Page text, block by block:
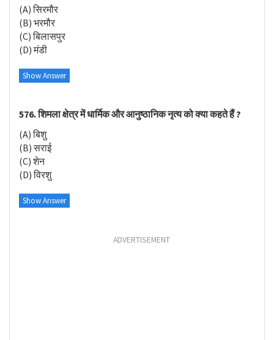
(A) सिरमौर
(B) भरमौर
(C) बिलासपुर
(D) मंडी
Show Answer
576. शिमला क्षेत्र में धार्मिक और आनुष्ठानिक नृत्य को क्या कहते हैं ?
(A) बिशु
(B) सराई
(C) शेन
(D) विरशु
Show Answer
ADVERTISEMENT